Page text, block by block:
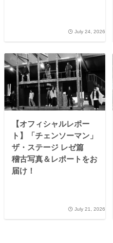
July 24, 2026
【オフィシャルレポー
ト】「チェンソーマン」
ザ・ステージ レゼ篇
稽古写真＆レポートをお
届け！
July 21, 2026